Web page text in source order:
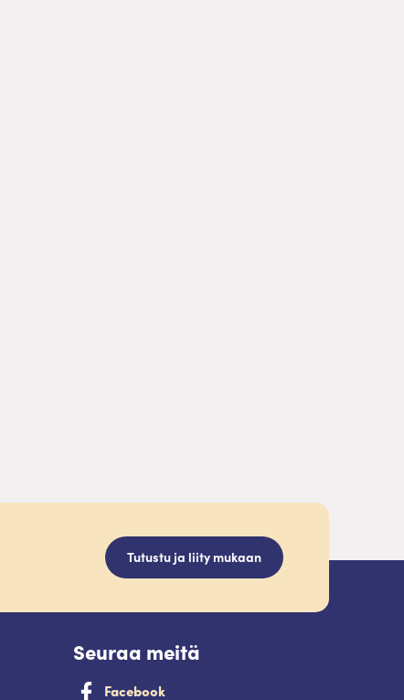
Tutustu ja liity mukaan
Seuraa meitä
Facebook